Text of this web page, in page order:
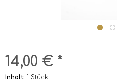
14,00 € *
Inhalt: 1 Stück